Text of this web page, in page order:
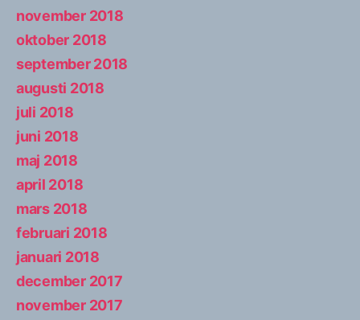
november 2018
oktober 2018
september 2018
augusti 2018
juli 2018
juni 2018
maj 2018
april 2018
mars 2018
februari 2018
januari 2018
december 2017
november 2017